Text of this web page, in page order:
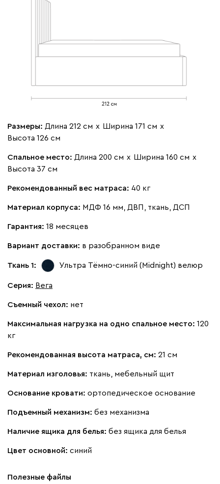
Изумруд Марсала Молочный
Жёлтый Песочный
Бежевый Вишневый
130 690 695 792 900
Винтер
Букле
Размеры: Длина 212 см х Ширина 171 см х
Высота 126 см
Спальное место: Длина 200 см х Ширина 160 см х
Высота 37 см
Рекомендованный вес матраса: 40 кг
Материал корпуса: МДФ 16 мм, ДВП, ткань, ДСП
Гарантия: 18 месяцев
Вариант доставки: в разобранном виде
Ткань 1: Ультра Тёмно-синий (Midnight) велюр
Серия: Вега
Съемный чехол: нет
Максимальная нагрузка на одно спальное место: 120
кг
Рекомендованная высота матраса, см: 21 см
Материал изголовья: ткань, мебельный щит
Основание кровати: ортопедическое основание
Подъемный механизм: без механизма
Наличие ящика для белья: без ящика для белья
Цвет основной: синий
Полезные файлы